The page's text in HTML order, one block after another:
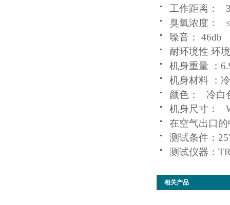
工作距离：
臭氧浓度：
噪音： 46db
耐环境性 环
机身重量 ：
机身材料 ：
颜色： 冷白
机身尺寸：
在空气出口
测试条件：
测试仪器：
相关产品